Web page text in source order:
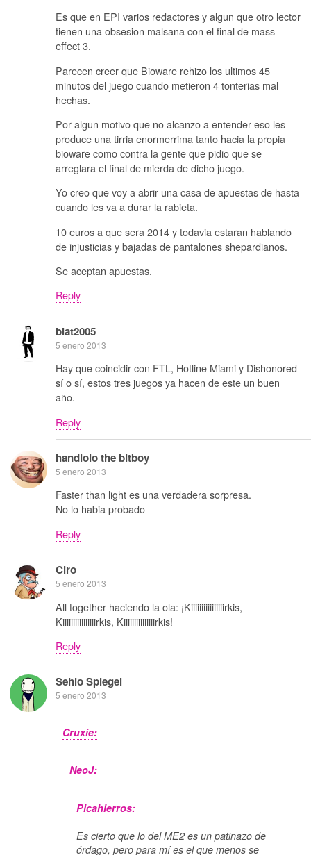
Es que en EPI varios redactores y algun que otro lector
tienen una obsesion malsana con el final de mass
effect 3.
Parecen creer que Bioware rehizo los ultimos 45
minutos del juego cuando metieron 4 tonterias mal
hechas.
Por algun motivo que no alcanzo a entender eso les
produce una tirria enormerrima tanto hacia la propia
bioware como contra la gente que pidio que se
arreglara el final de mierda de dicho juego.
Yo creo que voy a abrir una casa de apuestas de hasta
cuando les va a durar la rabieta.
10 euros a que sera 2014 y todavia estaran hablando
de injusticias y bajadas de pantalones shepardianos.
Se aceptan apuestas.
Reply
blat2005
5 enero 2013
Hay que coincidir con FTL, Hotline Miami y Dishonored
sí o sí, estos tres juegos ya hacen de este un buen
año.
Reply
handlolo the bitboy
5 enero 2013
Faster than light es una verdadera sorpresa.
No lo habia probado
Reply
Ciro
5 enero 2013
All together haciendo la ola: ¡Kiiiiiiiiiiiiiiiirkis,
Kiiiiiiiiiiiiiiiirkis, Kiiiiiiiiiiiiiiirkis!
Reply
Sehio Spiegel
5 enero 2013
Cruxie:
NeoJ:
Picahierros:
Es cierto que lo del ME2 es un patinazo de
órdago, pero para mí es el que menos se